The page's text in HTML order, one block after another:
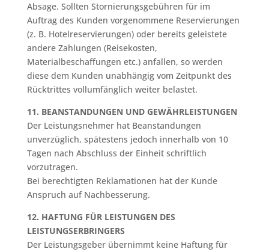
Absage. Sollten Stornierungsgebühren für im
Auftrag des Kunden vorgenommene Reservierungen
(z. B. Hotelreservierungen) oder bereits geleistete
andere Zahlungen (Reisekosten,
Materialbeschaffungen etc.) anfallen, so werden
diese dem Kunden unabhängig vom Zeitpunkt des
Rücktrittes vollumfänglich weiter belastet.
11. BEANSTANDUNGEN UND GEWÄHRLEISTUNGEN
Der Leistungsnehmer hat Beanstandungen
unverzüglich, spätestens jedoch innerhalb von 10
Tagen nach Abschluss der Einheit schriftlich
vorzutragen.
Bei berechtigten Reklamationen hat der Kunde
Anspruch auf Nachbesserung.
12. HAFTUNG FÜR LEISTUNGEN DES
LEISTUNGSERBRINGERS
Der Leistungsgeber übernimmt keine Haftung für